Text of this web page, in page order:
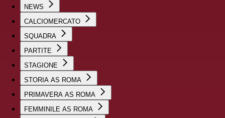
NEWS
CALCIOMERCATO
SQUADRA
PARTITE
STAGIONE
STORIA AS ROMA
PRIMAVERA AS ROMA
FEMMINILE AS ROMA